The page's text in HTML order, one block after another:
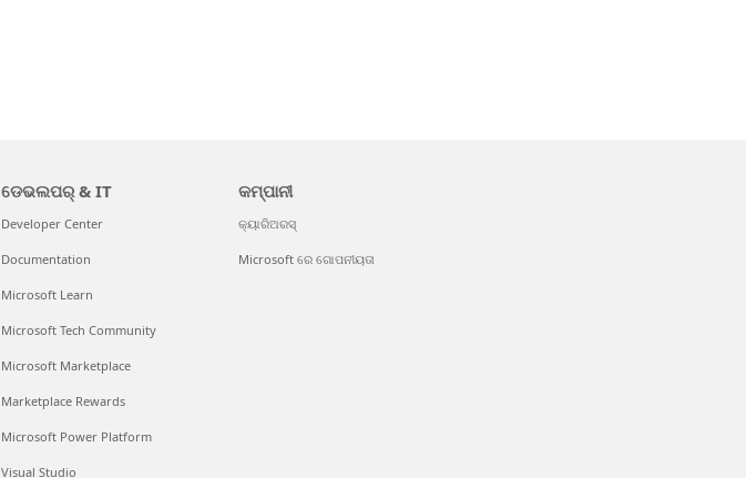
ଡେଭଲପର୍ & IT
Developer Center
Documentation
Microsoft Learn
Microsoft Tech Community
Microsoft Marketplace
Marketplace Rewards
Microsoft Power Platform
Visual Studio
କମ୍ପାନୀ
କ୍ୟାରିଅରସ୍
Microsoft ରେ ଗୋପନୀୟତା